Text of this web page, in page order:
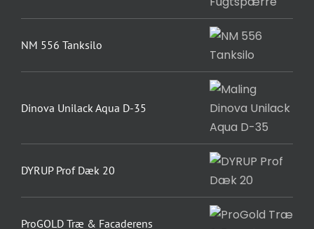
NM 556 Tanksilo
Dinova Unilack Aqua D-35
DYRUP Prof Dæk 20
ProGOLD Træ & Facaderens